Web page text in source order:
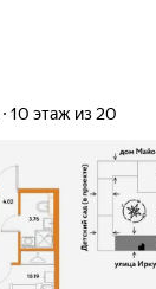
10 этаж из 20